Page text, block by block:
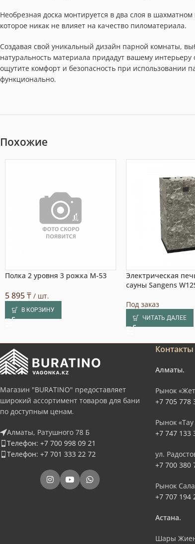
Необрезная доска монтируется в два слоя в
которое никак не влияет на качество пиломатериала.
Создавая свой уникальный дизайн парной комнаты,
натуральность материала придадут вашему
ощутите комфорт и безопасность при использовании
функционально.
Похожие
Полка 2 уровня 3 рожка М-53
5 895₸ / шт.
В КОРЗИНУ
Электрическая
сауны Sangens
Под заказ
ЧИТАТЬ ДАЛЕЕ
Магазин "BURATINO" предоставляет
широкий ассортимент товаров для бани
по доступным ценам.
Алматы, Ратушного 78 Б
Телефон: +7 700 998 09 21
Телефон: +7 701 333 22 72
Контакты
Алматы.
Рынок
+7 705 778
Рынок
+7 747 133
ул.
+7 700 380
Рынок
+7 707 194
Астана.
Шары